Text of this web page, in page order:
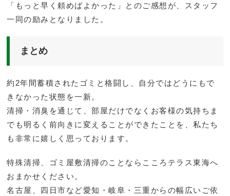
「もっと早く頼めばよかった」とのご感想が、スタッフ
一同の励みとなりました。
まとめ
約2年間蓄積されたゴミと格闘し、自分ではどうにもで
きなかった状態を一新。
清掃・消臭を通じて、部屋だけでなくお客様の気持ちま
でも明るく前向きに変えることができたことを、私たち
も非常に嬉しく思っております。
特殊清掃、ゴミ屋敷清掃のことならこころテラス東海へ
おまかせください。
名古屋、四日市など愛知・岐阜・三重からの幅広いご依